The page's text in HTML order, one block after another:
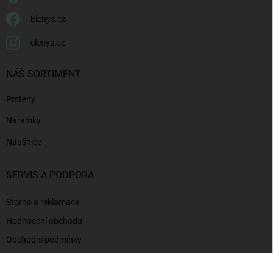
Elenys.cz
elenys.cz
NÁŠ SORTIMENT
Prsteny
Náramky
Náušnice
SERVIS A PODPORA
Storno a reklamace
Hodnocení obchodu
Obchodní podmínky